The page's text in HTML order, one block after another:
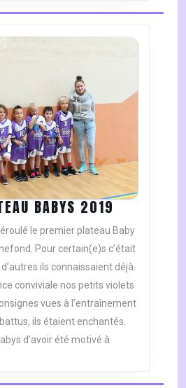
SURCROIT
À
L’EXTÉRIEUR.
BABYS 20191ER
PLATEAU
BABYS
2019
le premier plateau Baby
Pour certain(e)s c’était
ils connaissaient déjà.
conviviale nos petits violets
vues à l’entraînement
ils étaient enchantés.
d’avoir été motivé à